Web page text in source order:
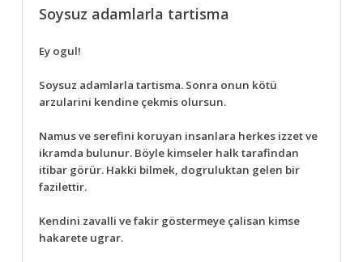
Soysuz adamlarla tartisma
Ey ogul!
Soysuz adamlarla tartisma. Sonra onun kötü
arzularini kendine çekmis olursun.
Namus ve serefini koruyan insanlara herkes izzet ve
ikramda bulunur. Böyle kimseler halk tarafindan
itibar görür. Hakki bilmek, dogruluktan gelen bir
fazilettir.
Kendini zavalli ve fakir göstermeye çalisan kimse
hakarete ugrar.